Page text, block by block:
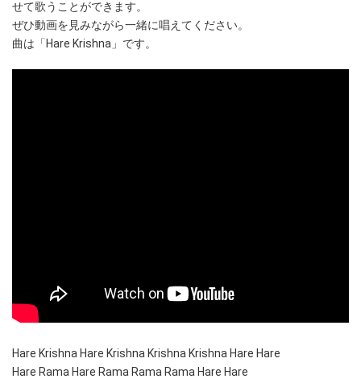
せて歌うことができます。
ぜひ動画を見みながら一緒に唱えてください。
曲は「Hare Krishna」です。
Hare Krishna Hare Krishna Krishna Krishna Hare Hare
Hare Rama Hare Rama Rama Rama Hare Hare